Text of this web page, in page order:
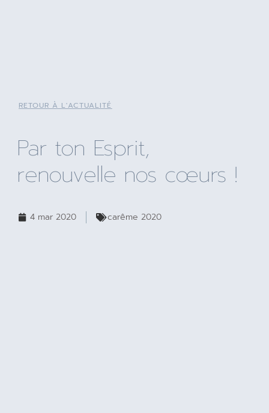
RETOUR À L'ACTUALITÉ
Par ton Esprit,
renouvelle nos cœurs !
4 mar 2020 carême 2020